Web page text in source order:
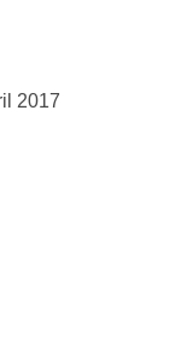
2017